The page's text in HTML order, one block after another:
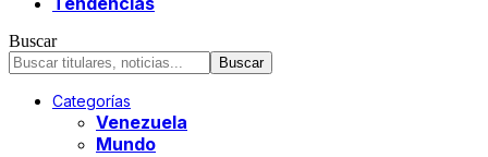
Buscar
Categorías
Venezuela
Mundo